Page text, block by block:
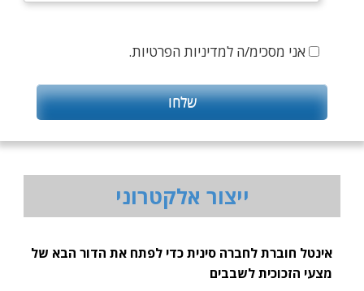
אני מסכימ/ה למדיניות הפרטיות.
ייצור אלקטרוני
אינטל חוברת לחברה סינית כדי לפתח את הדור הבא של
מצעי הזכוכית לשבבים